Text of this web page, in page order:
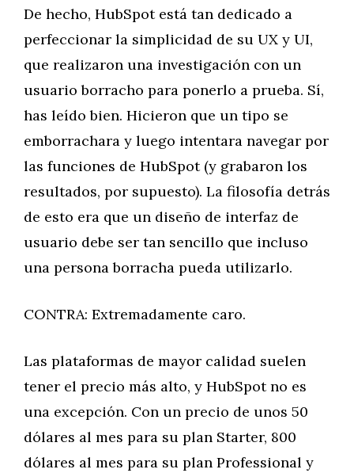
De hecho, HubSpot está tan dedicado a
perfeccionar la simplicidad de su UX y UI,
que realizaron una investigación con un
usuario borracho para ponerlo a prueba. Sí,
has leído bien. Hicieron que un tipo se
emborrachara y luego intentara navegar por
las funciones de HubSpot (y grabaron los
resultados, por supuesto). La filosofía detrás
de esto era que un diseño de interfaz de
usuario debe ser tan sencillo que incluso
una persona borracha pueda utilizarlo.
CONTRA: Extremadamente caro.
Las plataformas de mayor calidad suelen
tener el precio más alto, y HubSpot no es
una excepción. Con un precio de unos 50
dólares al mes para su plan Starter, 800
dólares al mes para su plan Professional y